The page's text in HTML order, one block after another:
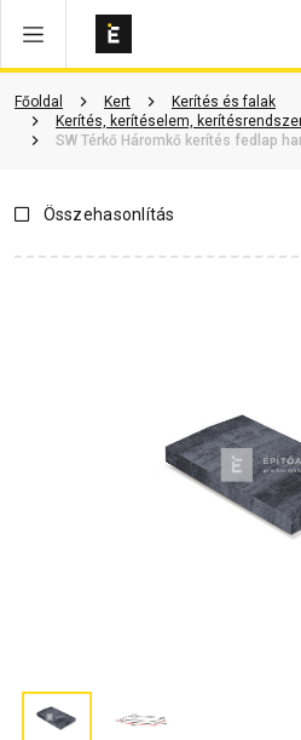
Főoldal Kert
Kerítés és falak
Kerítés, kerítéselem,
SW Térkő Háromkő kerítés fedlap
Vásárlói vélemények Kérdések és
Összehasonlítás